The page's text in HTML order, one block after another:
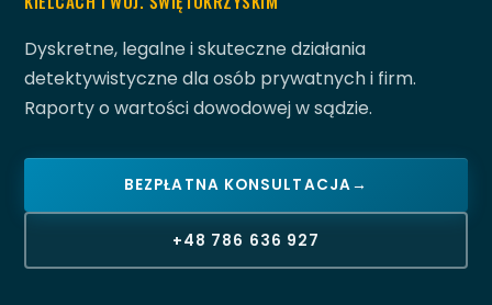
Dyskretne, legalne i skuteczne działania
detektywistyczne dla osób prywatnych i firm.
Raporty o wartości dowodowej w sądzie.
BEZPŁATNA KONSULTACJA→
+48 786 636 927